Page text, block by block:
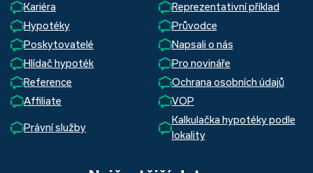
Kariéra
Reprezentativní příklad
Hypotéky
Průvodce
Poskytovatelé
Napsali o nás
Hlídač hypoték
Pro novináře
Reference
Ochrana osobních údajů
Affiliate
VOP
Právní služby
Kalkulačka hypotéky podle
lokality